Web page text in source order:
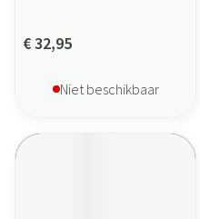
€ 32,95
Niet beschikbaar